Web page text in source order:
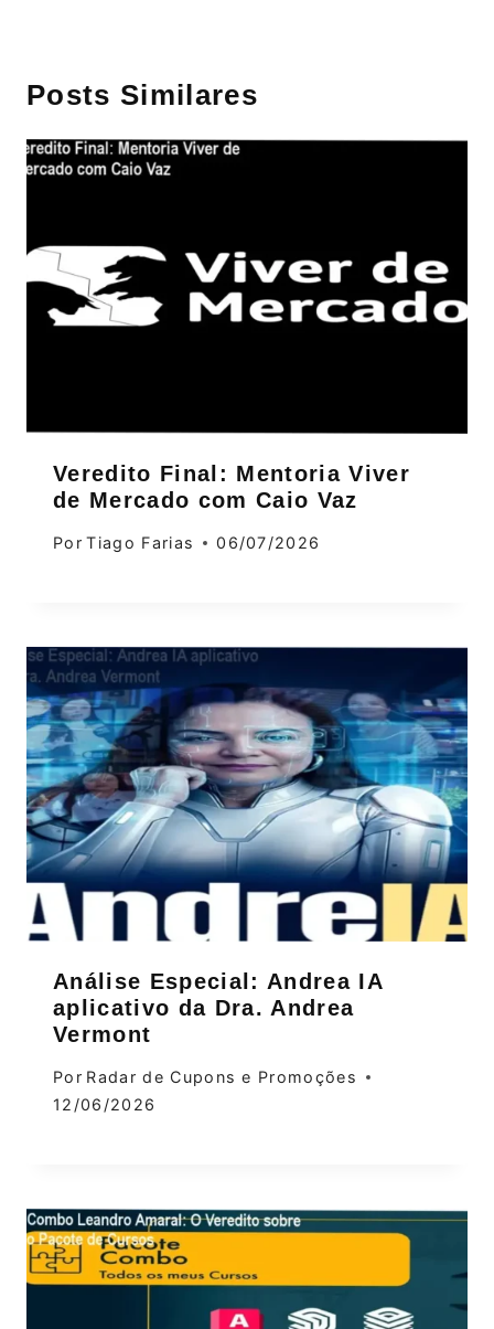
Posts Similares
Veredito Final: Mentoria Viver
de Mercado com Caio Vaz
Por Tiago Farias 06/07/2026
Análise Especial: Andrea IA
aplicativo da Dra. Andrea
Vermont
Por Radar de Cupons e Promoções
12/06/2026